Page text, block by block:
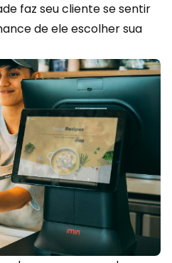
faz seu cliente se sentir
de ele escolher sua